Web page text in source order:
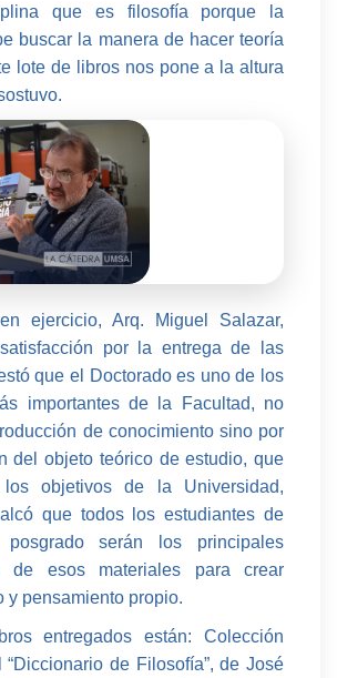
que es filosofía porque la
buscar la manera de hacer teoría
lote de libros nos pone a la altura
ejercicio, Arq. Miguel Salazar,
por la entrega de las
que el Doctorado es uno de los
importantes de la Facultad, no
de conocimiento sino por
del objeto teórico de estudio, que
objetivos de la Universidad,
que todos los estudiantes de
serán los principales
de esos materiales para crear
y pensamiento propio.
entregados están: Colección
“Diccionario de Filosofía”, de José